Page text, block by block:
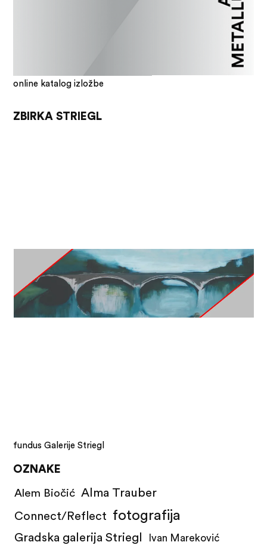
online katalog izložbe
ZBIRKA STRIEGL
fundus Galerije Striegl
OZNAKE
Alem Biočić Alma Trauber
Connect/Reflect fotografija
Gradska galerija Striegl Ivan Mareković